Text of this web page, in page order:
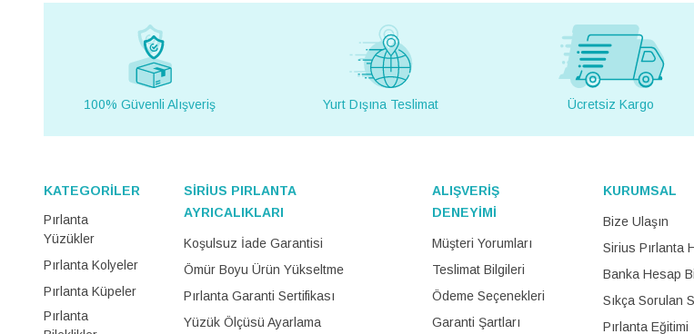
100% Güvenli Alışveriş Yurt Dışına Teslimat Ücretsiz Kargo
KATEGORİLER
Pırlanta
Yüzükler
Pırlanta Kolyeler
Pırlanta Küpeler
Pırlanta
SİRİUS PIRLANTA
AYRICALIKLARI
Koşulsuz İade Garantisi
Ömür Boyu Ürün Yükseltme
Pırlanta Garanti Sertifikası
Yüzük Ölçüsü Ayarlama
ALIŞVERİŞ
DENEYİMİ
Müşteri Yorumları
Teslimat Bilgileri
Ödeme Seçenekleri
Garanti Şartları
KURUMSAL
Bize Ulaşın
Sirius Pırlanta
Banka Hesap
Sıkça Sorulan
Pırlanta Eğitimi